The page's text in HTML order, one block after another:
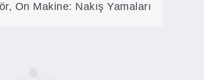
On Makine: Nakış Yamaları